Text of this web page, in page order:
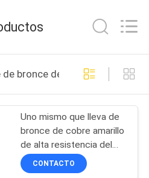
de
10
de bronce del grafito
Uno mismo que lleva de
bronce de cobre amarillo
de alta resistencia del
grafito que lubrica el
transporte
CONTACTO